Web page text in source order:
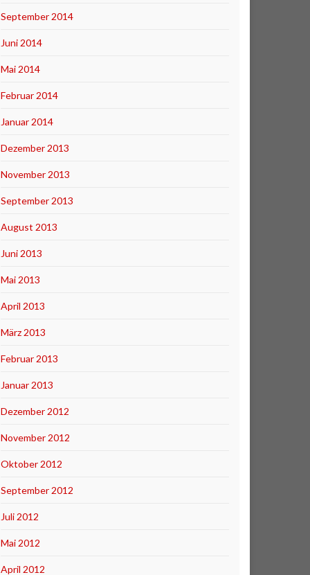
September 2014
Juni 2014
Mai 2014
Februar 2014
Januar 2014
Dezember 2013
November 2013
September 2013
August 2013
Juni 2013
Mai 2013
April 2013
März 2013
Februar 2013
Januar 2013
Dezember 2012
November 2012
Oktober 2012
September 2012
Juli 2012
Mai 2012
April 2012